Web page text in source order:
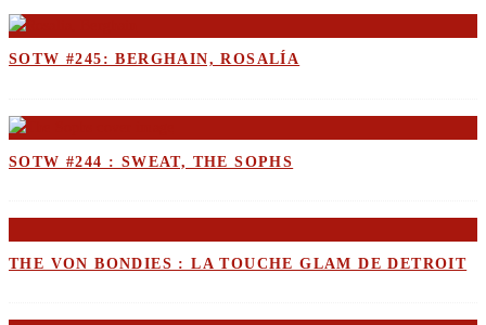
SOTW #245: BERGHAIN, ROSALÍA
SOTW #244 : SWEAT, THE SOPHS
THE VON BONDIES : LA TOUCHE GLAM DE DETROIT